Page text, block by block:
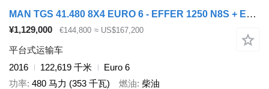
MAN TGS 41.480 8X4 EURO 6 - EFFER 1250 N8S + EFFER J1B 2K6SC6P + REM
¥1,129,000 €144,800 ≈ US$167,200
平台式运输车
2016
122,619 千米
Euro 6
功率 480 马力 (353 千瓦) 燃油 柴油